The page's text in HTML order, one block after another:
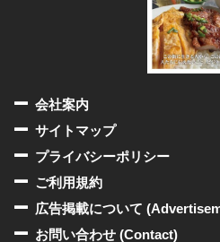
会社案内
サイトマップ
プライバシーポリシー
ご利用規約
広告掲載について
お問い合わせ (Contact)